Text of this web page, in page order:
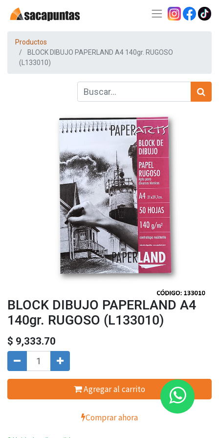
Productos
BLOCK DIBUJO PAPERLAND A4 140gr. RUGOSO
(L133010)
BLOCK DIBUJO PAPERLAND A4
140gr. RUGOSO (L133010)
$ 9,333.70
Agregar al carrito
Comprar ahora